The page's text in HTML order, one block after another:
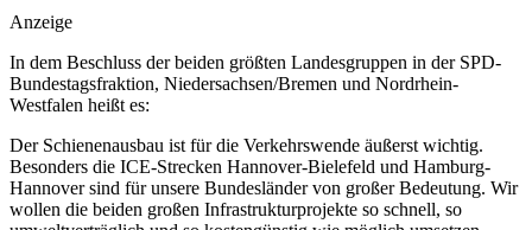
Anzeige
In dem Beschluss der beiden größten Landesgruppen in der SPD-
Bundestagsfraktion, Niedersachsen/Bremen und Nordrhein-
Westfalen heißt es:
Der Schienenausbau ist für die Verkehrswende äußerst wichtig.
Besonders die ICE-Strecken Hannover-Bielefeld und Hamburg-
Hannover sind für unsere Bundesländer von großer Bedeutung. Wir
wollen die beiden großen Infrastrukturprojekte so schnell, so